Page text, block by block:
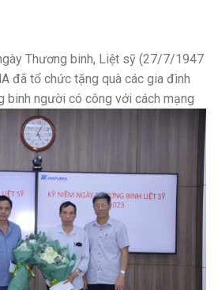
Thương binh, Liệt sỹ (27/7/1947
đã tổ chức tặng quà các gia đình
binh người có công với cách mạng